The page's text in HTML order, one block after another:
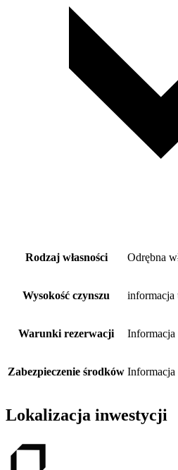
Rodzaj własności Odrębna
Wysokość czynszu informacja
Warunki rezerwacji Informacja
Zabezpieczenie środków Informacja
Lokalizacja inwestycji